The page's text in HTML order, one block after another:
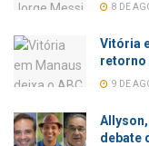
8 DE
Vitória
retorno
9 DE
debate